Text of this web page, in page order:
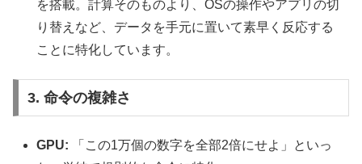
を搭載。計算そのものより、OSの操作やアプリの切
り替えなど、データを手元に置いて素早く反応する
ことに特化しています。
3. 命令の複雑さ
GPU: 「この1万個の数字を全部2倍にせよ」といっ